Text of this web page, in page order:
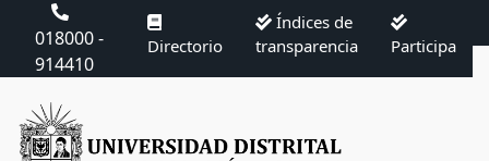
018000 -
914410
Directorio
Índices de
transparencia
Participa